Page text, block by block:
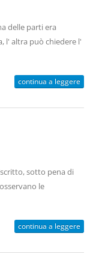
delle parti era
l' altra può chiedere l'
continua a leggere
sotto pena di
le
continua a leggere